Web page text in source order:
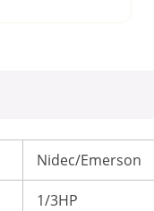
Nidec/Emerson
1/3HP